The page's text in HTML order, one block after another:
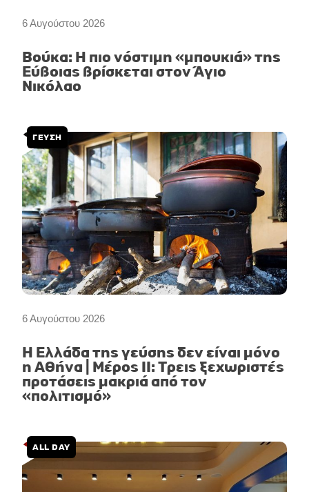
6 Αυγούστου 2026
Βούκα: Η πιο νόστιμη «μπουκιά» της
Εύβοιας βρίσκεται στον Άγιο
Νικόλαο
6 Αυγούστου 2026
ΓΕΥΣΗ
Η Ελλάδα της γεύσης δεν είναι μόνο
η Αθήνα | Μέρος II: Τρεις ξεχωριστές
προτάσεις μακριά από τον
«πολιτισμό»
ALL DAY